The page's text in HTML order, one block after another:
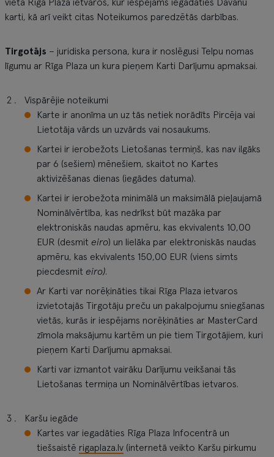
vieta Rīga Plaza ietvaros, kur iespējams iegādāties Dāvanu
karti, kā arī veikt citas Noteikumos paredzētās darbības.
Tirgotājs – juridiska persona, kura ir noslēgusi Telpu nomas
līgumu ar Rīga Plaza un kura pieņem Karti Darījumu apmaksai.
Vispārējie noteikumi
Karte ir anonīma un uz tās netiek norādīts Pircēja vai
Lietotāja vārds un uzvārds vai nosaukums.
Kartei ir ierobežots Lietošanas termiņš, kas nav ilgāks
par 6 (sešiem) mēnešiem, skaitot no Kartes
aktivizēšanas dienas (iegādes datuma).
Kartei ir ierobežota minimālā un maksimālā pieļaujamā
Nominālvērtība, kas nedrīkst būt mazāka par
elektroniskās naudas apmēru, kas ekvivalents 10,00
EUR (desmit eiro) un lielāka par elektroniskās naudas
apmēru, kas ekvivalents 150,00 EUR (viens simts
piecdesmit eiro).
Ar Karti var norēķināties tikai Rīga Plaza ietvaros
izvietotajās Tirgotāju preču un pakalpojumu sniegšanas
vietās, kurās ir iespējams norēķināties ar MasterCard
zīmola maksājumu kartēm un pie tiem Tirgotājiem, kuri
pieņem Karti Darījumu apmaksai.
Karti var izmantot vairāku Darījumu veikšanai tās
Lietošanas termiņa un Nominālvērtības ietvaros.
Karšu iegāde
Kartes var iegadāties Rīga Plaza Infocentrā un
tiešsaistē rigaplaza.lv (internetā veikto Karšu pirkumu